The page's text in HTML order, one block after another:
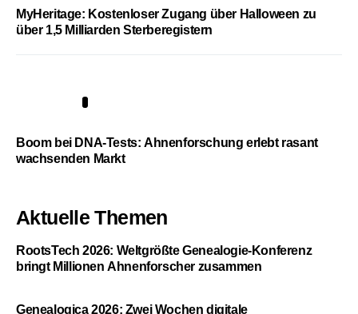
MyHeritage: Kostenloser Zugang über Halloween zu
über 1,5 Milliarden Sterberegistern
Boom bei DNA-Tests: Ahnenforschung erlebt rasant
wachsenden Markt
Aktuelle Themen
RootsTech 2026: Weltgrößte Genealogie-Konferenz
bringt Millionen Ahnenforscher zusammen
Genealogica 2026: Zwei Wochen digitale